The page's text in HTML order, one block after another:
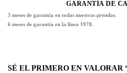
GARANTÍA DE
3 meses de garantía en todas nuestras prendas.
6 meses de garantía en la línea 1978.
SÉ EL PRIMERO EN VALORAR